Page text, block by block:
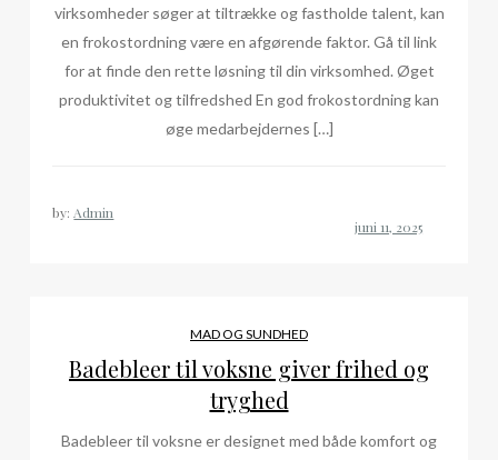
virksomheder søger at tiltrække og fastholde talent, kan
en frokostordning være en afgørende faktor. Gå til link
for at finde den rette løsning til din virksomhed. Øget
produktivitet og tilfredshed En god frokostordning kan
øge medarbejdernes […]
by: Admin
MAD OG SUNDHED
Badebleer til voksne giver frihed og
tryghed
Badebleer til voksne er designet med både komfort og